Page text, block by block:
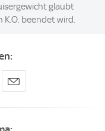
glaubt
K.O. beendet wird.